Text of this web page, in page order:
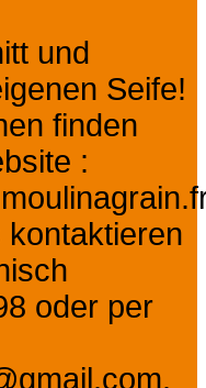
und
Seife!
finden
:
kontaktieren
oder per